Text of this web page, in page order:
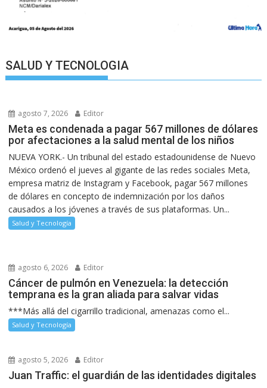
SALUD Y TECNOLOGIA
agosto 7, 2026 Editor
Meta es condenada a pagar 567 millones de dólares
por afectaciones a la salud mental de los niños
NUEVA YORK.- Un tribunal del estado estadounidense de Nuevo
México ordenó el jueves al gigante de las redes sociales Meta,
empresa matriz de Instagram y Facebook, pagar 567 millones
de dólares en concepto de indemnización por los daños
causados a los jóvenes a través de sus plataformas. Un...
Salud y Tecnología
agosto 6, 2026 Editor
Cáncer de pulmón en Venezuela: la detección
temprana es la gran aliada para salvar vidas
***Más allá del cigarrillo tradicional, amenazas como el...
Salud y Tecnología
agosto 5, 2026 Editor
Juan Traffic: el guardián de las identidades digitales